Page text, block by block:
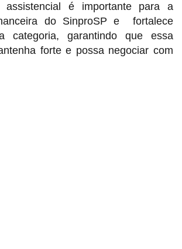
assistencial é importante para a
do SinproSP e fortalece
categoria, garantindo que essa
forte e possa negociar com